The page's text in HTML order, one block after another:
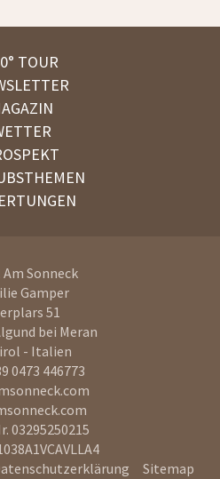
TOUR
Sonneck
Gamper
51
bei Meran
- Italien
0473 446773
03295250215
Sitemap